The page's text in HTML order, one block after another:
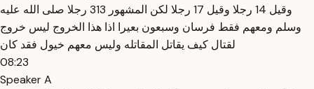
وقيل 14 رجلا وقيل 17 رجلا لكن المشهور 313 رجلا صلى الله عليه
وسلم ومعهم فقط فرسان وسبعون بعيرا اذا هذا الخروج ليس خروج
لقتال كيف يقاتل المقاتله وليس معهم خيول فقد كان
08:23
Speaker A